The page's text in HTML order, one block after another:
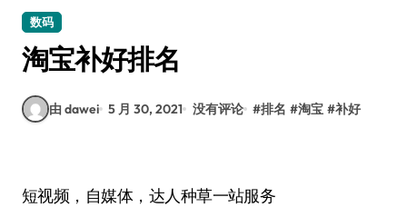
数码
淘宝补好排名
由 dawei 5 月 30, 2021 没有评论 #排名 #淘宝 #补好
短视频，自媒体，达人种草一站服务